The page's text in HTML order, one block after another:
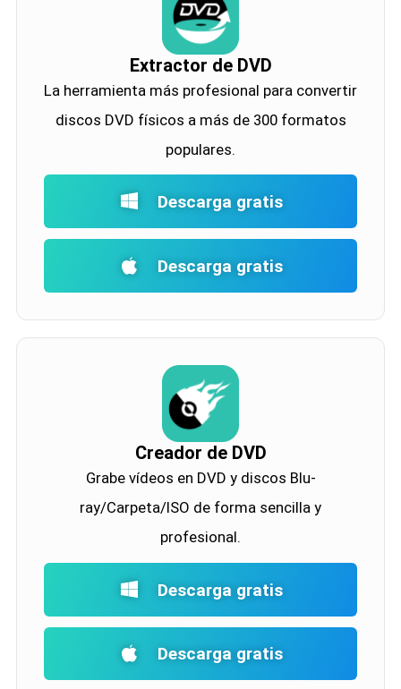
Extractor de DVD
La herramienta más profesional para convertir
discos DVD físicos a más de 300 formatos
populares.
Descarga gratis
Descarga gratis
Creador de DVD
Grabe vídeos en DVD y discos Blu-
ray/Carpeta/ISO de forma sencilla y
profesional.
Descarga gratis
Descarga gratis